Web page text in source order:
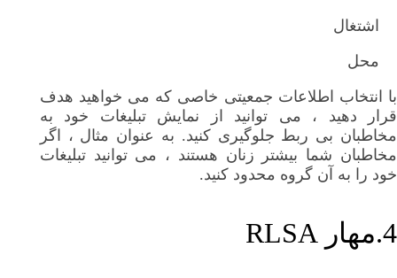
اشتغال
محل
با انتخاب اطلاعات جمعیتی خاصی که می خواهید هدف
قرار دهید ، می توانید از نمایش تبلیغات خود به
مخاطبان بی ربط جلوگیری کنید. به عنوان مثال ، اگر
مخاطبان شما بیشتر زنان هستند ، می توانید تبلیغات
خود را به آن گروه محدود کنید.
4.مهار RLSA